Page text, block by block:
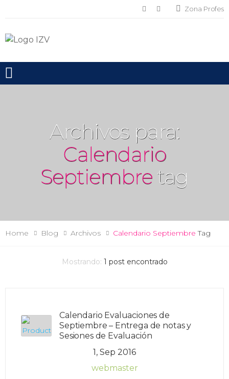
Zona Profes
Toggle mobile menu
Archivos para:
Calendario
Septiembre tag
Home Blog Archivos Calendario Septiembre Tag
Mostrando: 1 post encontrado
Calendario Evaluaciones de
Septiembre – Entrega de notas y
Sesiones de Evaluación
1, Sep 2016
webmaster